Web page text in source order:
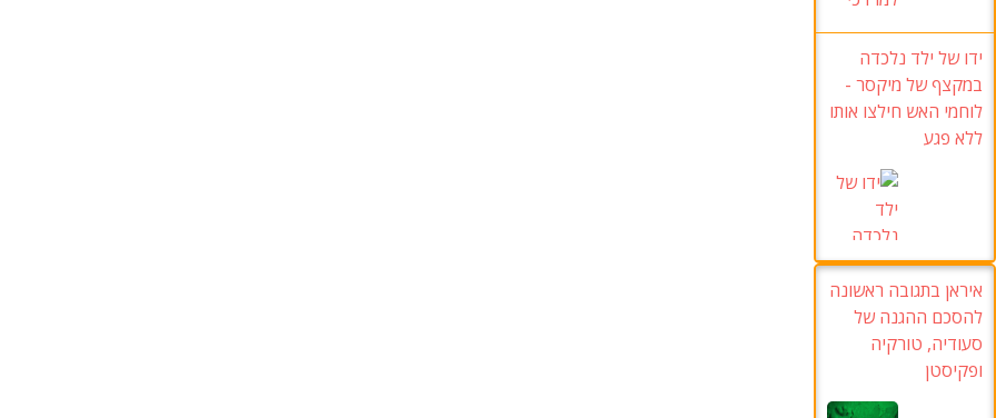
ידו של ילד נלכדה
במקצף של מיקסר -
לוחמי האש חילצו אותו
ללא פגע
איראן בתגובה ראשונה
להסכם ההגנה של
סעודיה, טורקיה
ופקיסטן